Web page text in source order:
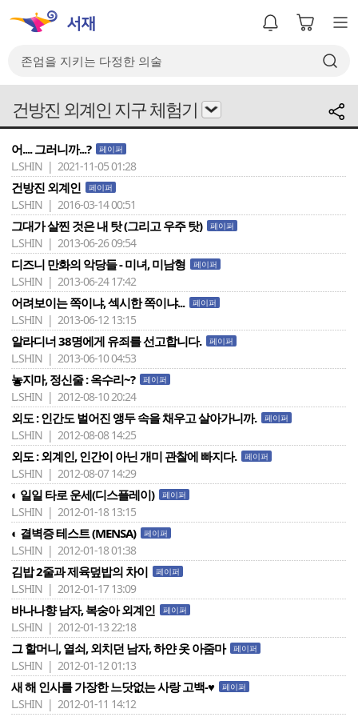
건방진 외계인 지구 체험기
어.... 그러니까...? 페이퍼
L.SHIN | 2021-11-05 01:28
건방진 외계인 페이퍼
L.SHIN | 2016-03-14 00:51
그대가 살찐 것은 내 탓 (그리고 우주 탓) 페이퍼
L.SHIN | 2013-06-26 09:54
디즈니 만화의 악당들 - 미녀, 미남형 페이퍼
L.SHIN | 2013-06-24 17:42
어려보이는 쪽이냐, 섹시한 쪽이냐... 페이퍼
L.SHIN | 2013-06-12 13:15
알라디너 38명에게 유죄를 선고합니다. 페이퍼
L.SHIN | 2013-06-10 04:53
놓지마, 정신줄 : 옥수리~? 페이퍼
L.SHIN | 2012-08-10 20:24
외도 : 인간도 벌어진 앵두 속을 채우고 살아가니까. 페이퍼
L.SHIN | 2012-08-08 14:25
외도 : 외계인, 인간이 아닌 개미 관찰에 빠지다. 페이퍼
L.SHIN | 2012-08-07 14:29
◐ 일일 타로 운세(디스플레이) 페이퍼
L.SHIN | 2012-01-18 13:15
◐ 결벽증 테스트 (MENSA) 페이퍼
L.SHIN | 2012-01-18 01:38
김밥 2줄과 제육덮밥의 차이 페이퍼
L.SHIN | 2012-01-17 13:09
바나나향 남자, 복숭아 외계인 페이퍼
L.SHIN | 2012-01-13 22:18
그 할머니, 열쇠, 외치던 남자, 하얀 옷 아줌마 페이퍼
L.SHIN | 2012-01-12 01:13
새 해 인사를 가장한 느닷없는 사랑 고백-♥ 페이퍼
L.SHIN | 2012-01-11 14:12